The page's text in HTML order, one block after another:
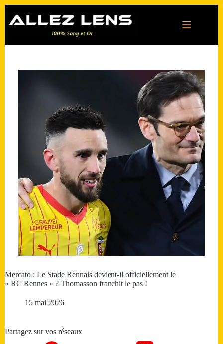
contenu
Mercato : Le Stade Rennais devient-il officiellement le
« RC Rennes » ? Thomasson franchit le pas !
15 mai 2026
Partagez sur vos réseaux